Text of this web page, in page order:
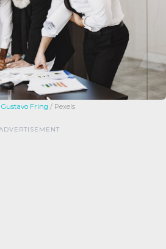
Gustavo Fring / Pexels